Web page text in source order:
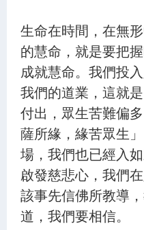
41.眾生信伏 質直柔軟 -
42.真理常住 本無生滅 -
43.生死苦惱 劫火所燒 -
44.七覺茂林 道品閣樓 -
45.惡業因緣 不聞三寶 -
46.如來妙法 光明照耀 -
47.諸法無量 從一法生 -
48.醫父喻佛 子喻三乘 -
生命在時間，在無
的慧命，就是要把
成就慧命。我們投
我們的道業，這就
付出，眾生苦難偏
薩所緣，緣苦眾生
場，我們也已經入
啟發慈悲心，我們
該事先信佛所教導
道，我們要相信。